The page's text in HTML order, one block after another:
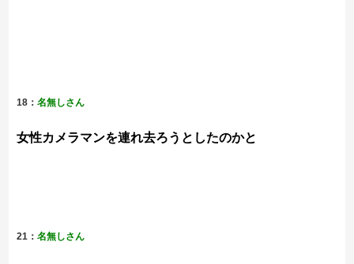
18：名無しさん
女性カメラマンを連れ去ろうとしたのかと
21：名無しさん